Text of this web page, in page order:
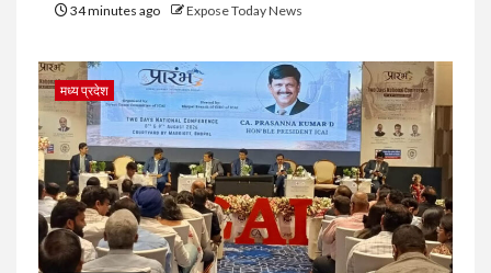
34 minutes ago Expose Today News
मध्य प्रदेश